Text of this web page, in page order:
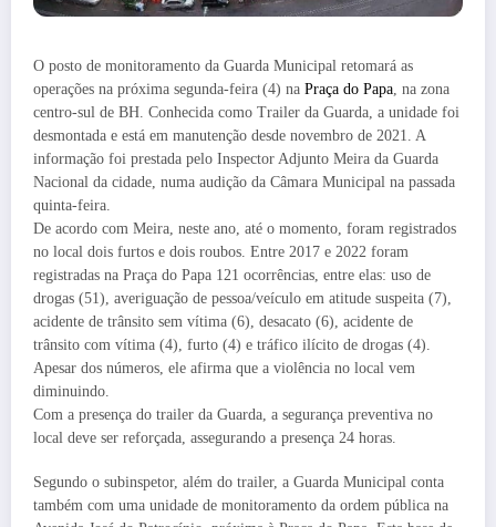
O posto de monitoramento da Guarda Municipal retomará as
operações na próxima segunda-feira (4) na Praça do Papa , na zona
centro-sul de BH. Conhecida como Trailer da Guarda, a unidade foi
desmontada e está em manutenção desde novembro de 2021. A
informação foi prestada pelo Inspector Adjunto Meira da Guarda
Nacional da cidade, numa audição da Câmara Municipal na passada
quinta-feira.
De acordo com Meira, neste ano, até o momento, foram registrados
no local dois furtos e dois roubos. Entre 2017 e 2022 foram
registradas na Praça do Papa 121 ocorrências, entre elas: uso de
drogas (51), averiguação de pessoa/veículo em atitude suspeita (7),
acidente de trânsito sem vítima (6), desacato (6), acidente de
trânsito com vítima (4), furto (4) e tráfico ilícito de drogas (4).
Apesar dos números, ele afirma que a violência no local vem
diminuindo.
Com a presença do trailer da Guarda, a segurança preventiva no
local deve ser reforçada, assegurando a presença 24 horas.
Segundo o subinspetor, além do trailer, a Guarda Municipal conta
também com uma unidade de monitoramento da ordem pública na